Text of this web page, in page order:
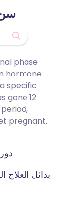
سن
phase
hormone
specific
gone 12
pregnant.
بدائل